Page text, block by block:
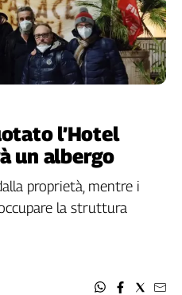
l’Hotel
un albergo
proprietà, mentre i
la struttura